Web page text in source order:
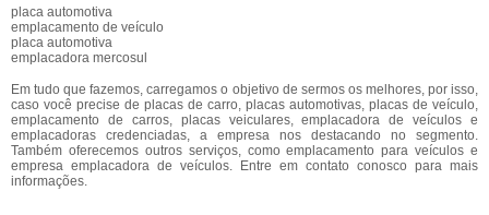
placa automotiva
emplacamento de veículo
placa automotiva
emplacadora mercosul
Em tudo que fazemos, carregamos o objetivo de sermos os melhores, por isso,
caso você precise de placas de carro, placas automotivas, placas de veículo,
emplacamento de carros, placas veiculares, emplacadora de veículos e
emplacadoras credenciadas, a empresa nos destacando no segmento.
Também oferecemos outros serviços, como emplacamento para veículos e
empresa emplacadora de veículos. Entre em contato conosco para mais
informações.